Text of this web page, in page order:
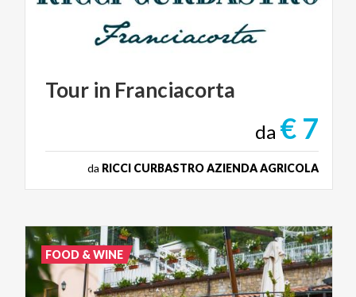
Tour in Franciacorta
da € 7
da RICCI CURBASTRO AZIENDA AGRICOLA
FOOD & WINE